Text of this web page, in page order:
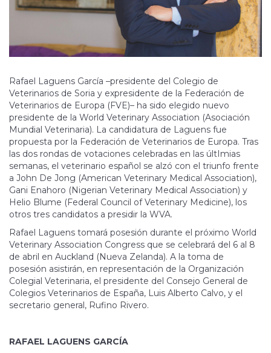
Rafael Laguens García –presidente del Colegio de
Veterinarios de Soria y expresidente de la Federación de
Veterinarios de Europa (FVE)– ha sido elegido nuevo
presidente de la World Veterinary Association (Asociación
Mundial Veterinaria). La candidatura de Laguens fue
propuesta por la Federación de Veterinarios de Europa. Tras
las dos rondas de votaciones celebradas en las últImias
semanas, el veterinario español se alzó con el triunfo frente
a John De Jong (American Veterinary Medical Association),
Gani Enahoro (Nigerian Veterinary Medical Association) y
Helio Blume (Federal Council of Veterinary Medicine), los
otros tres candidatos a presidir la WVA.
Rafael Laguens tomará posesión durante el próximo World
Veterinary Association Congress que se celebrará del 6 al 8
de abril en Auckland (Nueva Zelanda). A la toma de
posesión asistirán, en representación de la Organización
Colegial Veterinaria, el presidente del Consejo General de
Colegios Veterinarios de España, Luis Alberto Calvo, y el
secretario general, Rufino Rivero.
RAFAEL LAGUENS GARCÍA